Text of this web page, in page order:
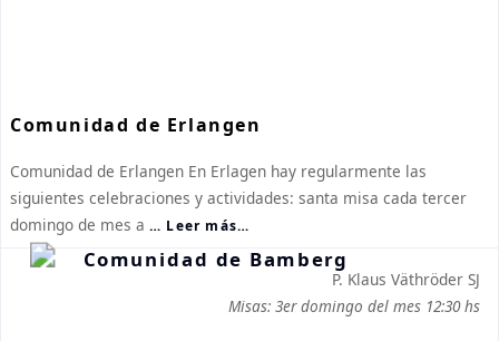
Comunidad de Erlangen
Comunidad de Erlangen En Erlagen hay regularmente las
siguientes celebraciones y actividades: santa misa cada tercer
domingo de mes a … Leer más…
P. Klaus Väthröder SJ
Misas: 3er domingo del mes 12:30 hs